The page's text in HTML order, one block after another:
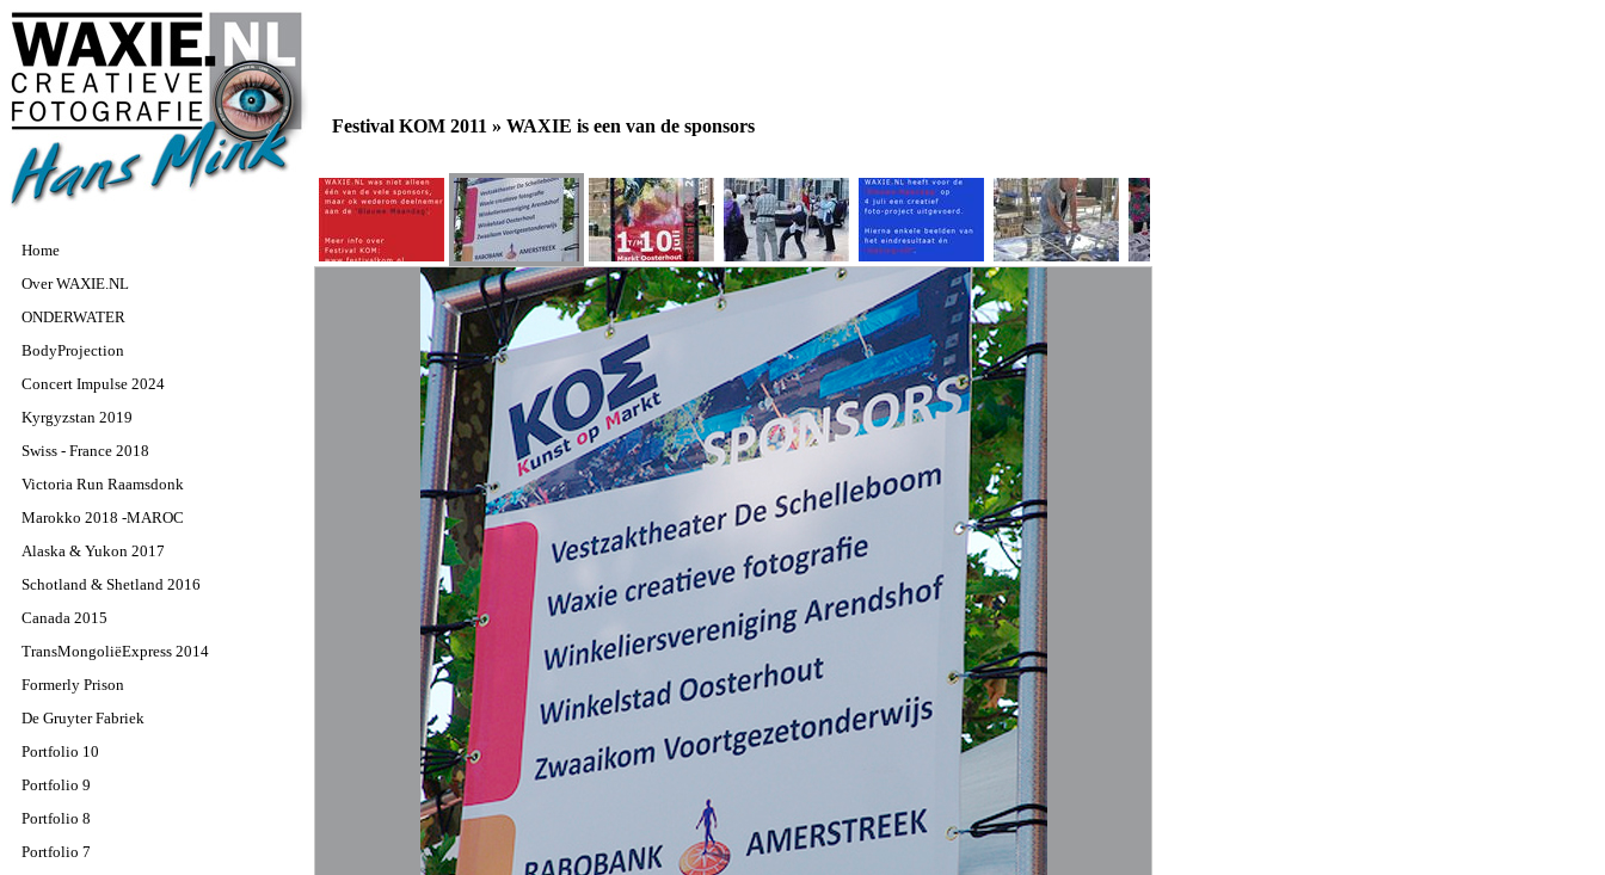
Home
Over WAXIE.NL
ONDERWATER
BodyProjection
Concert Impulse 2024
Kyrgyzstan 2019
Swiss - France 2018
Victoria Run Raamsdonk
Marokko 2018 -MAROC
Alaska & Yukon 2017
Schotland & Shetland 2016
Canada 2015
TransMongoliëExpress 2014
Formerly Prison
De Gruyter Fabriek
Portfolio 10
Portfolio 9
Portfolio 8
Portfolio 7
Festival KOM 2011 » WAXIE is een van de sponsors